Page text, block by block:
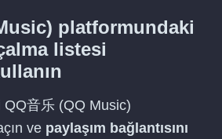
platformundaki
listesi
QQ音乐 (QQ Music)
ve paylaşım bağlantısını